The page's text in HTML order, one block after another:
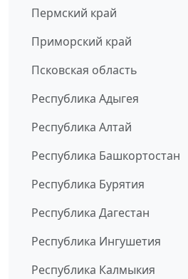
Пермский край
Приморский край
Псковская область
Республика Адыгея
Республика Алтай
Республика Башкортостан
Республика Бурятия
Республика Дагестан
Республика Ингушетия
Республика Калмыкия